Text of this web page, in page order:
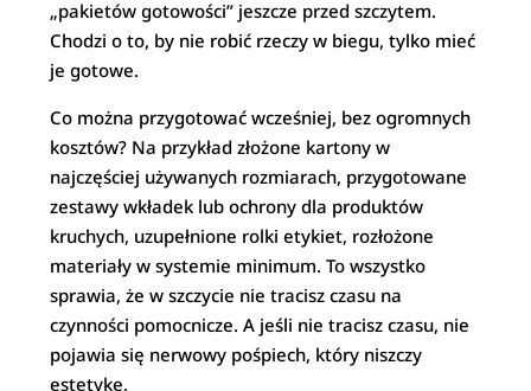
„pakietów gotowości” jeszcze przed szczytem.
Chodzi o to, by nie robić rzeczy w biegu, tylko mieć
je gotowe.
Co można przygotować wcześniej, bez ogromnych
kosztów? Na przykład złożone kartony w
najczęściej używanych rozmiarach, przygotowane
zestawy wkładek lub ochrony dla produktów
kruchych, uzupełnione rolki etykiet, rozłożone
materiały w systemie minimum. To wszystko
sprawia, że w szczycie nie tracisz czasu na
czynności pomocnicze. A jeśli nie tracisz czasu, nie
pojawia się nerwowy pośpiech, który niszczy
estetykę.